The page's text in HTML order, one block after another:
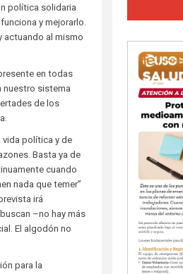
política solidaria
y mejorarlo.
actuando al mismo
en todas
nuestro sistema
de los
vida política y de
Basta ya de
cuando
nada que temer”
irá
–no hay más
El algodón no
para la